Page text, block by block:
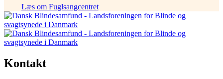
Læs om Fuglsangcentret
Kontakt